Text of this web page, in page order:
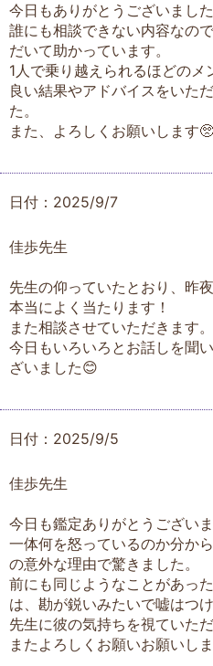
今日もありがとうございました
誰にも相談できない内容なの
だいて助かっています。
1人で乗り越えられるほどの
良い結果やアドバイスをいた
た。
また、よろしくお願いします🥺
日付：2025/9/7
佳歩先生
先生の仰っていたとおり、昨
本当によく当たります！
また相談させていただきます。
今日もいろいろとお話しを聞
ざいました😊
日付：2025/9/5
佳歩先生
今日も鑑定ありがとうございま
一体何を怒っているのか分か
の意外な理由で驚きました。
前にも同じようなことがあっ
は、勘が鋭いみたいで嘘はつ
先生に彼の気持ちを視ていた
またよろしくお願いお願いし